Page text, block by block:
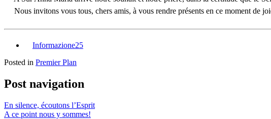
Nous invitons vous tous, chers amis, à vous rendre présents en ce moment de
Informazione25
Posted in Premier Plan
Post navigation
En silence, écoutons l’Esprit
A ce point nous y sommes!